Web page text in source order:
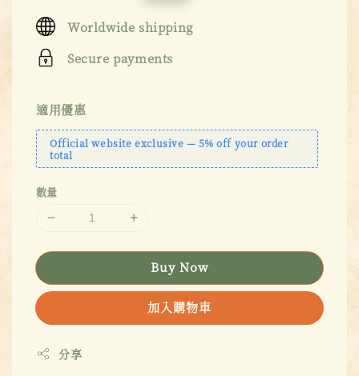
Worldwide shipping
Secure payments
適用優惠
Official website exclusive — 5% off your order
total
數量
Buy Now
加入購物車
分享